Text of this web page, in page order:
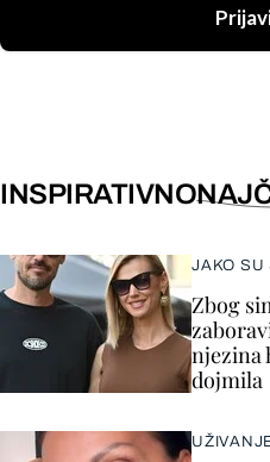
INSPIRATIVNO
JAKO SU
Zbog
njezina
dojmila